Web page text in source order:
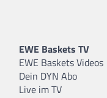
EWE Baskets TV
EWE Baskets Videos
Dein DYN Abo
Live im TV